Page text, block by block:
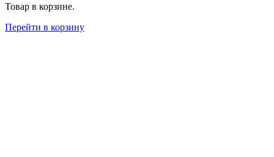
Товар в корзине.
Перейти в корзину